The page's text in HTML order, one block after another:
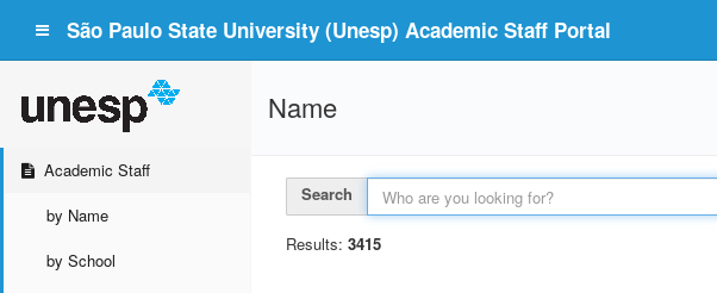
São Paulo State University (Unesp) Academic Staff Portal
Academic Staff
by Name
by School
Name
Search
Results: 3415